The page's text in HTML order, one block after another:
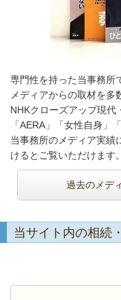
専門性を持った当事務所
メディアからの取材を多
NHKクローズアップ現
「AERA」「女性自身」
当事務所のメディア実績
けるとご覧いただけます。
過去のメデ
当サイト内の相続